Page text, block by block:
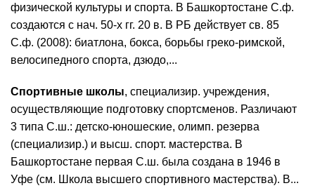
физической культуры и спорта. В Башкортостане С.ф.
создаются с нач. 50-х гг. 20 в. В РБ действует св. 85
С.ф. (2008): биатлона, бокса, борьбы греко-римской,
велосипедного спорта, дзюдо,...
Спортивные школы, специализир. учреждения,
осуществляющие подготовку спортсменов. Различают
3 типа С.ш.: детско-юношеские, олимп. резерва
(специализир.) и высш. спорт. мастерства. В
Башкортостане первая С.ш. была создана в 1946 в
Уфе (см. Школа высшего спортивного мастерства). В...